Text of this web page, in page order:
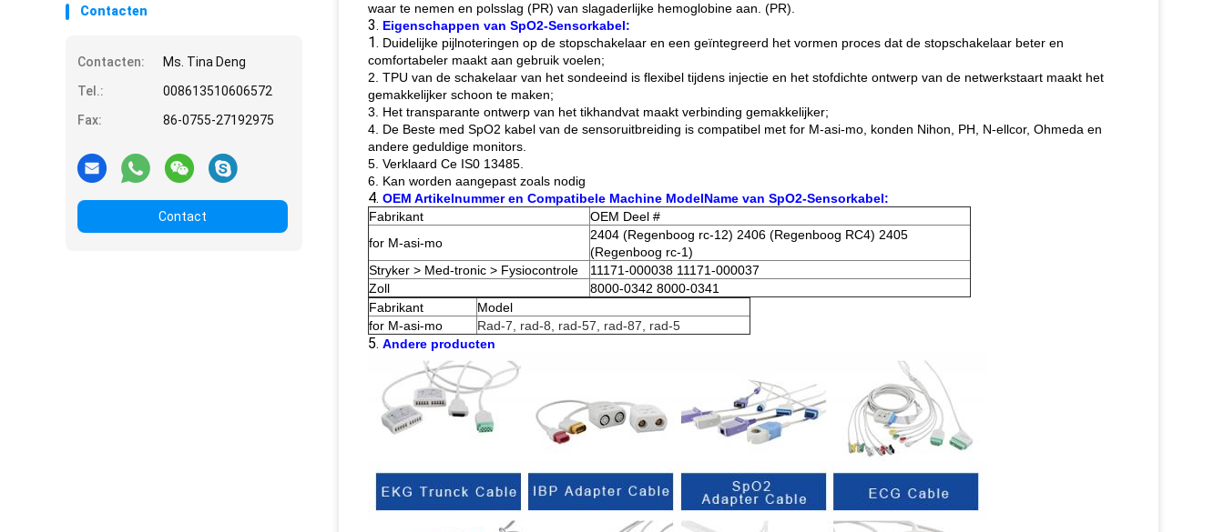
Contacten
Contacten:
Ms. Tina Deng
Tel.:
008613510606572
Fax:
86-0755-27192975
Contact
waar te nemen en polsslag (PR) van slagaderlijke hemoglobine aan. (PR).
3. Eigenschappen van SpO2-Sensorkabel:
1. Duidelijke pijlnoteringen op de stopschakelaar en een geïntegreerd het vormen proces dat de stopschakelaar beter en
comfortabeler maakt aan gebruik voelen;
2. TPU van de schakelaar van het sondeeind is flexibel tijdens injectie en het stofdichte ontwerp van de netwerkstaart maakt het
gemakkelijker schoon te maken;
3. Het transparante ontwerp van het tikhandvat maakt verbinding gemakkelijker;
4. De Beste med SpO2 kabel van de sensoruitbreiding is compatibel met for M-asi-mo, konden Nihon, PH, N-ellcor, Ohmeda en
andere geduldige monitors.
5. Verklaard Ce IS0 13485.
6. Kan worden aangepast zoals nodig
4. OEM Artikelnummer en Compatibele Machine ModelName van SpO2-Sensorkabel:
Fabrikant
OEM Deel #
for M-asi-mo
2404 (Regenboog rc-12) 2406 (Regenboog RC4) 2405
(Regenboog rc-1)
Stryker > Med-tronic > Fysiocontrole
11171-000038 11171-000037
Zoll
8000-0342 8000-0341
Fabrikant
Model
for M-asi-mo
Rad-7, rad-8, rad-57, rad-87, rad-5
5. Andere producten